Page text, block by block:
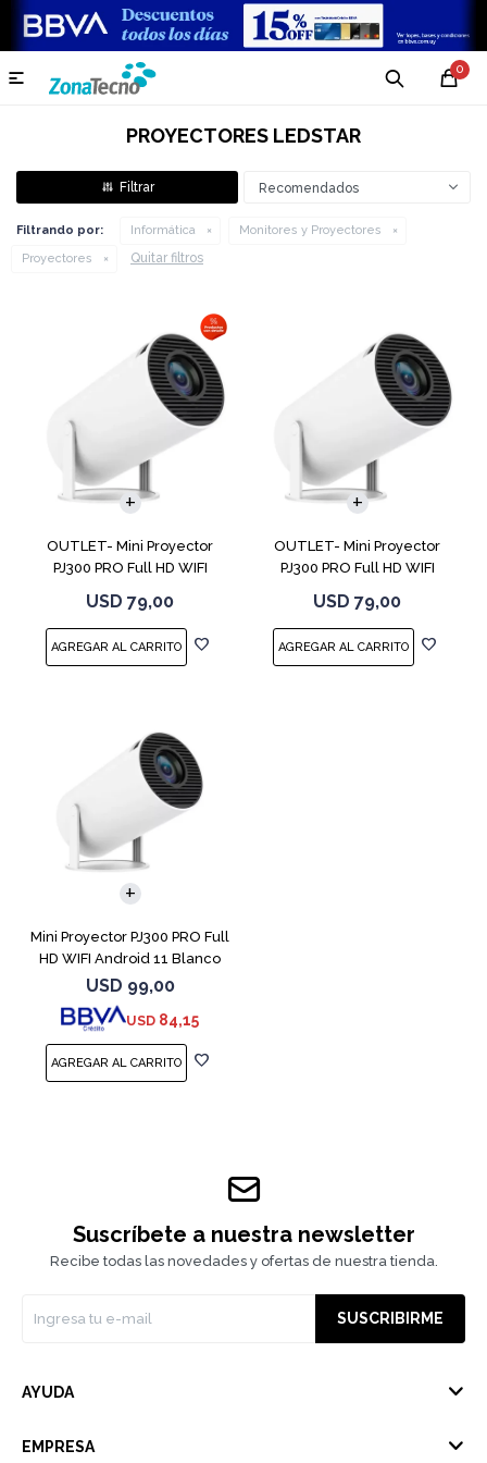
0

PROYECTORES LEDSTAR
Recomendados
Filtrando por: Informática
Monitores y Proyectores
Proyectores
Quitar filtros
OUTLET- Mini Proyector
PJ300 PRO Full HD WIFI
USD 79,00
OUTLET- Mini Proyector
PJ300 PRO Full HD WIFI
USD 79,00
Mini Proyector PJ300 PRO Full
HD WIFI Android 11 Blanco
USD 99,00
USD 84,15
Suscríbete a nuestra newsletter
Recibe todas las novedades y ofertas de nuestra tienda.
SUSCRIBIRME
AYUDA
EMPRESA